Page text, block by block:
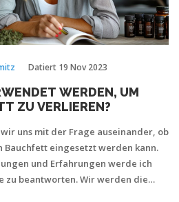
Datiert 19 Nov 2023
WERDEN, UM
ZU VERLIEREN?
uns mit der Frage auseinander, ob
Bauchfett eingesetzt werden kann.
und Erfahrungen werde ich
zu beantworten. Wir werden die